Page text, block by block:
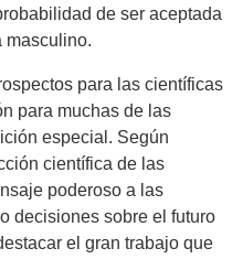
de ser aceptada
masculino.
para las científicas
para muchas de las
especial. Según
científica de las
poderoso a las
decisiones sobre el futuro
el gran trabajo que